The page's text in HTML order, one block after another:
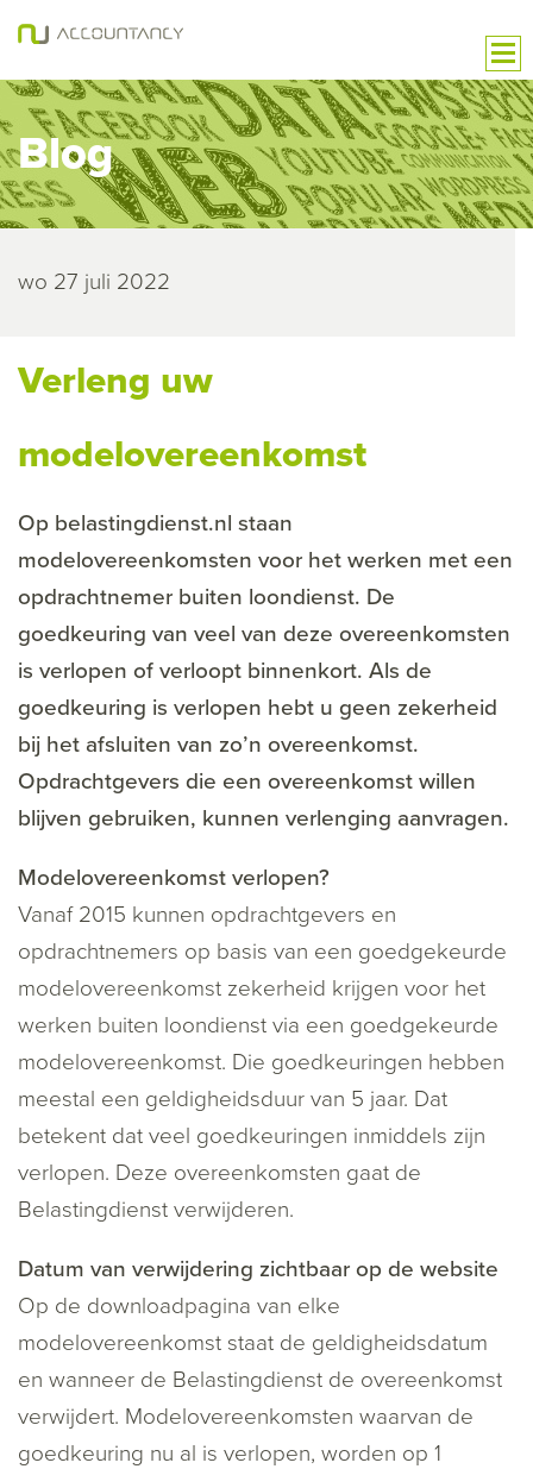
Blog
wo 27 juli 2022
Verleng uw
modelovereenkomst
Op belastingdienst.nl staan
modelovereenkomsten voor het werken met een
opdrachtnemer buiten loondienst. De
goedkeuring van veel van deze overeenkomsten
is verlopen of verloopt binnenkort. Als de
goedkeuring is verlopen hebt u geen zekerheid
bij het afsluiten van zo’n overeenkomst.
Opdrachtgevers die een overeenkomst willen
blijven gebruiken, kunnen verlenging aanvragen.
Modelovereenkomst verlopen?
Vanaf 2015 kunnen opdrachtgevers en
opdrachtnemers op basis van een goedgekeurde
modelovereenkomst zekerheid krijgen voor het
werken buiten loondienst via een goedgekeurde
modelovereenkomst. Die goedkeuringen hebben
meestal een geldigheidsduur van 5 jaar. Dat
betekent dat veel goedkeuringen inmiddels zijn
verlopen. Deze overeenkomsten gaat de
Belastingdienst verwijderen.
Datum van verwijdering zichtbaar op de website
Op de downloadpagina van elke
modelovereenkomst staat de geldigheidsdatum
en wanneer de Belastingdienst de overeenkomst
verwijdert. Modelovereenkomsten waarvan de
goedkeuring nu al is verlopen, worden op 1